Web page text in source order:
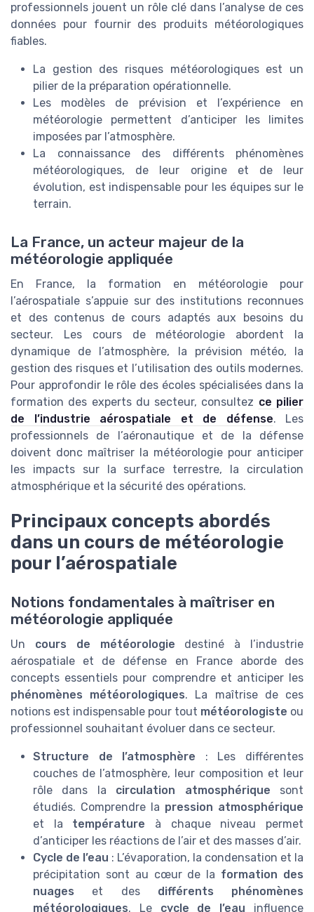
professionnels jouent un rôle clé dans l’analyse de ces
données pour fournir des produits météorologiques
fiables.
La gestion des risques météorologiques est un
pilier de la préparation opérationnelle.
Les modèles de prévision et l’expérience en
météorologie permettent d’anticiper les limites
imposées par l’atmosphère.
La connaissance des différents phénomènes
météorologiques, de leur origine et de leur
évolution, est indispensable pour les équipes sur le
terrain.
La France, un acteur majeur de la
météorologie appliquée
En France, la formation en météorologie pour
l’aérospatiale s’appuie sur des institutions reconnues
et des contenus de cours adaptés aux besoins du
secteur. Les cours de météorologie abordent la
dynamique de l’atmosphère, la prévision météo, la
gestion des risques et l’utilisation des outils modernes.
Pour approfondir le rôle des écoles spécialisées dans la
formation des experts du secteur, consultez ce pilier
de l’industrie aérospatiale et de défense. Les
professionnels de l’aéronautique et de la défense
doivent donc maîtriser la météorologie pour anticiper
les impacts sur la surface terrestre, la circulation
atmosphérique et la sécurité des opérations.
Principaux concepts abordés
dans un cours de météorologie
pour l’aérospatiale
Notions fondamentales à maîtriser en
météorologie appliquée
Un cours de météorologie destiné à l’industrie
aérospatiale et de défense en France aborde des
concepts essentiels pour comprendre et anticiper les
phénomènes météorologiques. La maîtrise de ces
notions est indispensable pour tout météorologiste ou
professionnel souhaitant évoluer dans ce secteur.
Structure de l’atmosphère : Les différentes
couches de l’atmosphère, leur composition et leur
rôle dans la circulation atmosphérique sont
étudiés. Comprendre la pression atmosphérique
et la température à chaque niveau permet
d’anticiper les réactions de l’air et des masses d’air.
Cycle de l’eau : L’évaporation, la condensation et la
précipitation sont au cœur de la formation des
nuages et des différents phénomènes
météorologiques. Le cycle de l’eau influence